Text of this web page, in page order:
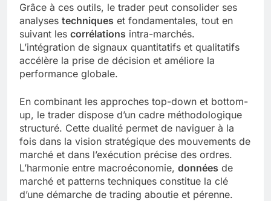
Grâce à ces outils, le trader peut consolider ses
analyses techniques et fondamentales, tout en
suivant les corrélations intra-marchés.
L’intégration de signaux quantitatifs et qualitatifs
accélère la prise de décision et améliore la
performance globale.
En combinant les approches top-down et bottom-
up, le trader dispose d’un cadre méthodologique
structuré. Cette dualité permet de naviguer à la
fois dans la vision stratégique des mouvements de
marché et dans l’exécution précise des ordres.
L’harmonie entre macroéconomie, données de
marché et patterns techniques constitue la clé
d’une démarche de trading aboutie et pérenne.